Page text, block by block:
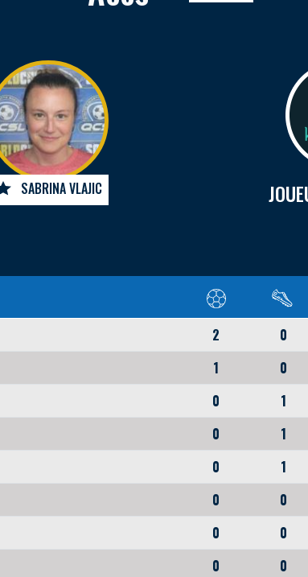
SABRINA VLAJIC
2
0
1
0
0
1
0
1
0
1
0
0
0
0
0
0